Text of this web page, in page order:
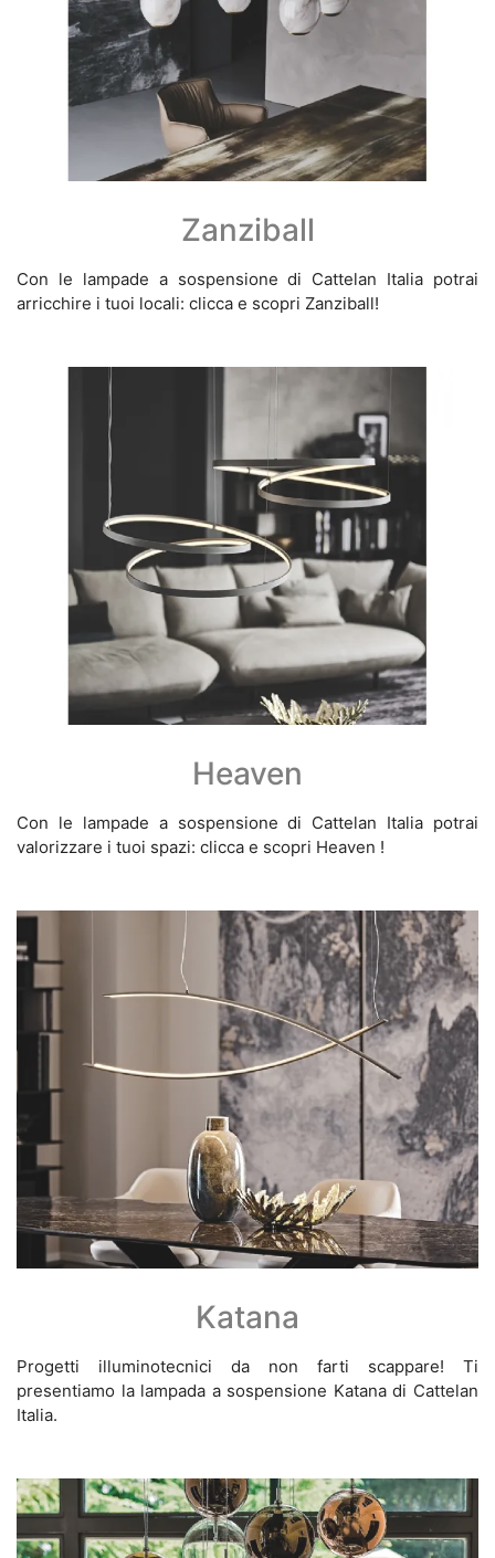
Zanziball
Con le lampade a sospensione di Cattelan Italia potrai
arricchire i tuoi locali: clicca e scopri Zanziball!
Heaven
Con le lampade a sospensione di Cattelan Italia potrai
valorizzare i tuoi spazi: clicca e scopri Heaven !
Katana
Progetti illuminotecnici da non farti scappare! Ti
presentiamo la lampada a sospensione Katana di Cattelan
Italia.